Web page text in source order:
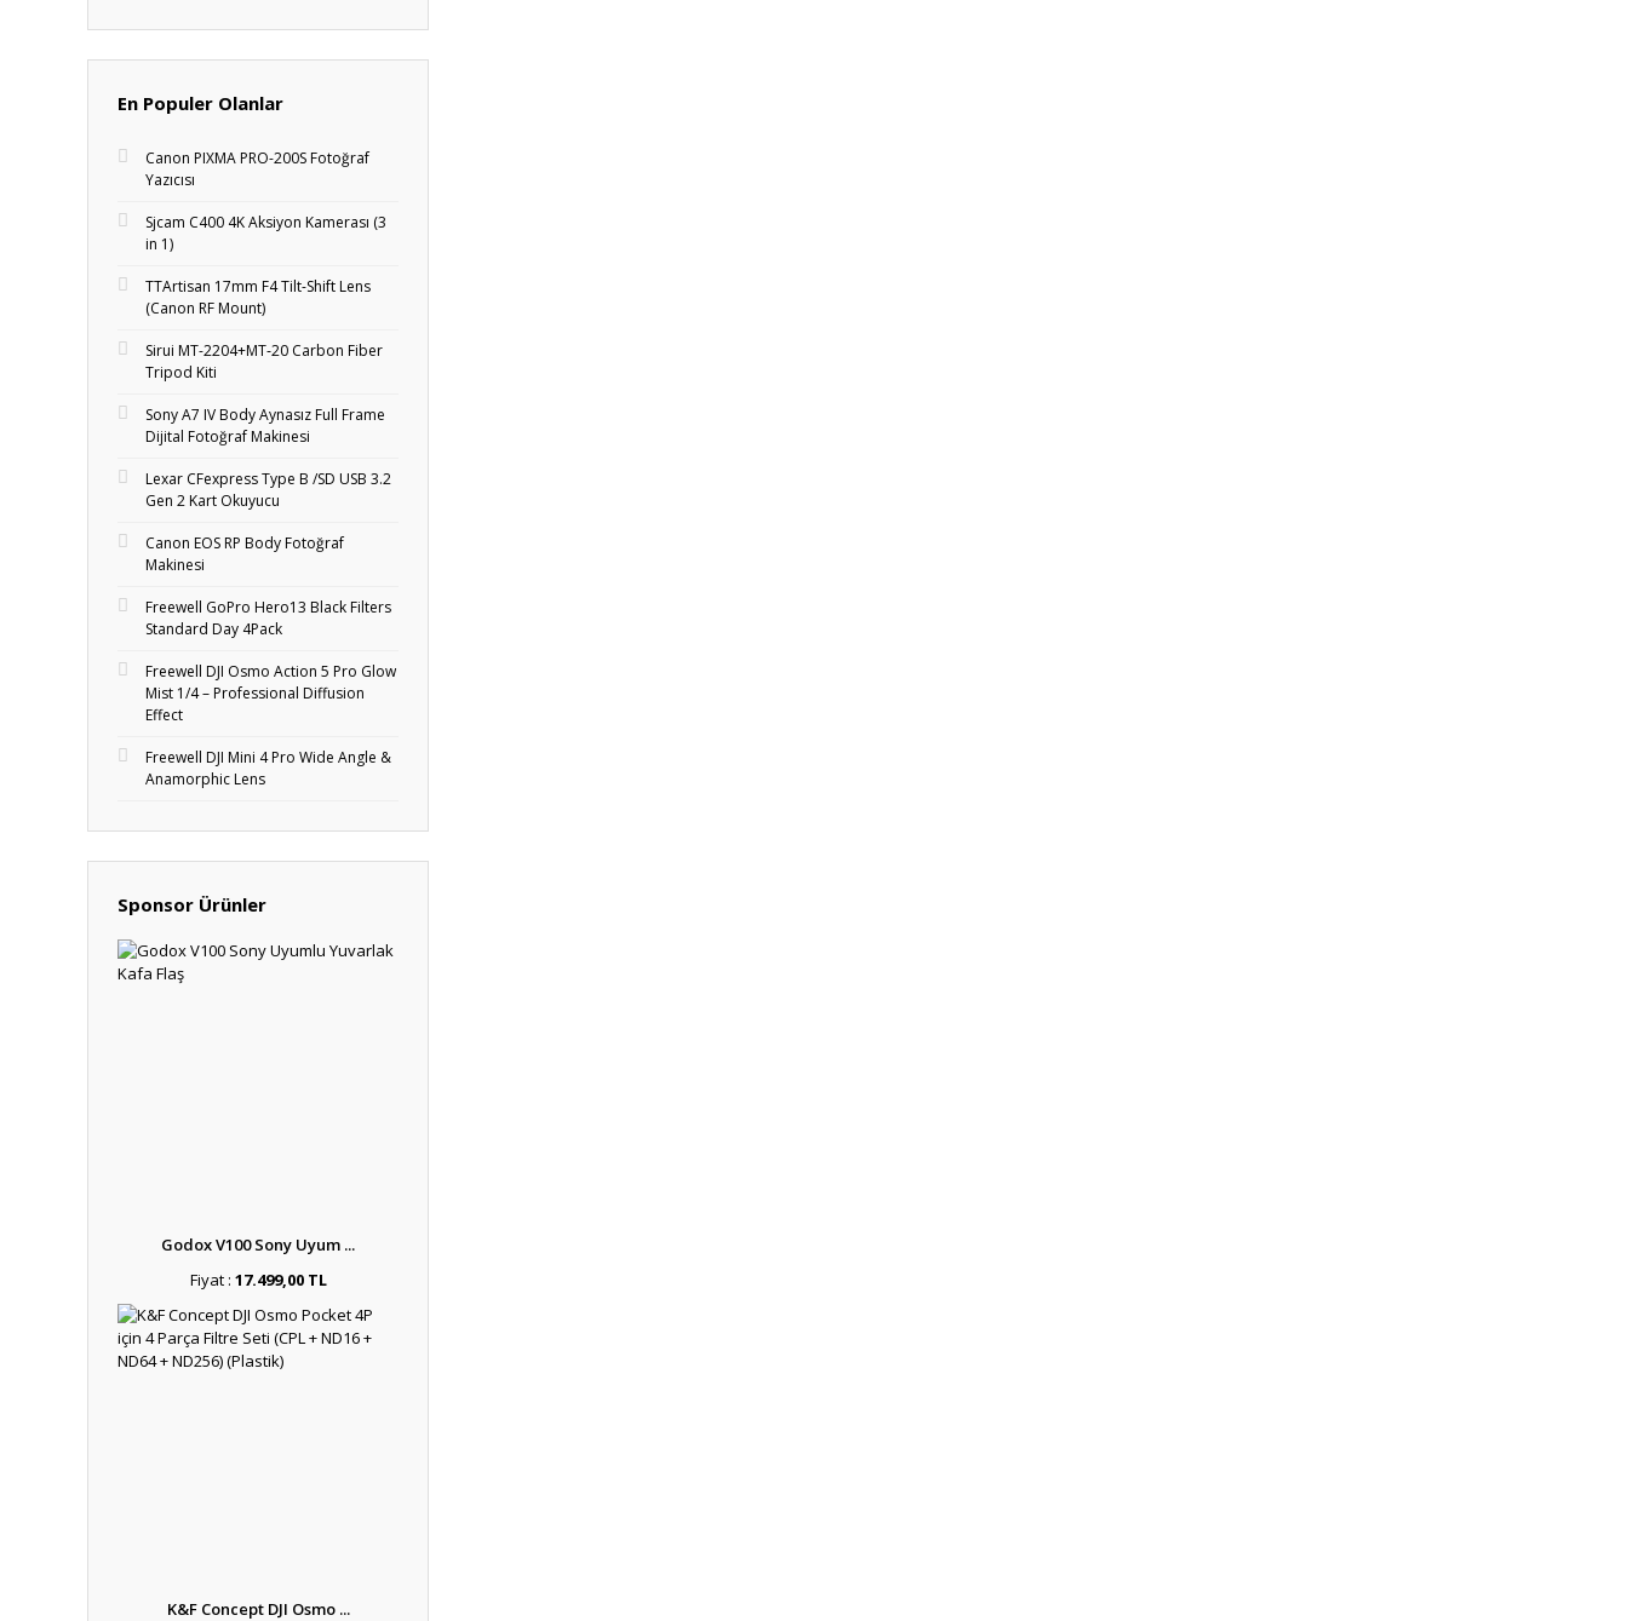
En Populer Olanlar
Canon PIXMA PRO-200S Fotoğraf
Yazıcısı
Sjcam C400 4K Aksiyon Kamerası (3
in 1)
TTArtisan 17mm F4 Tilt-Shift Lens
(Canon RF Mount)
Sirui MT-2204+MT‑20 Carbon Fiber
Tripod Kiti
Sony A7 IV Body Aynasız Full Frame
Dijital Fotoğraf Makinesi
Lexar CFexpress Type B /SD USB 3.2
Gen 2 Kart Okuyucu
Canon EOS RP Body Fotoğraf
Makinesi
Freewell GoPro Hero13 Black Filters
Standard Day 4Pack
Freewell DJI Osmo Action 5 Pro Glow
Mist 1/4 – Professional Diffusion
Effect
Freewell DJI Mini 4 Pro Wide Angle &
Anamorphic Lens
Sponsor Ürünler
Godox V100 Sony Uyum ...
Fiyat : 17.499,00 TL
K&F Concept DJI Osmo ...